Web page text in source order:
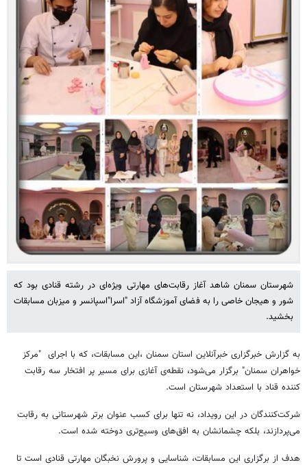
شهرستان سمنان شاهد آغاز رقابت‌های مهارتی ویژه‌ای در رشته قنادی بود که
شور و هیجان خاصی را به فضای آموزشگاه آزاد "اسرا"اسپانسر و میزبان مسابقات
بخشید.
به گزارش خبرگزاری خبرآنلاین استان سمنان ،این مسابقات، که با اجرای "مرکز
خواهران سمنان" برگزار می‌شود، نقطه‌ی آغازی برای مسیر پر افتخار سه رقابت
کننده قناد با استعداد شهرستان است.
شرکت‌کنندگان در این رویداد، نه تنها برای کسب عنوان برتر شهرستانی به رقابت
می‌پردازند، بلکه چشمانشان به افق‌های وسیع‌تری دوخته شده است.
هدف از برگزاری این مسابقات، شناسایی و پرورش نخبگان مهارتی قنادی است تا